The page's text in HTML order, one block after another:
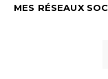
MES RÉSEAUX